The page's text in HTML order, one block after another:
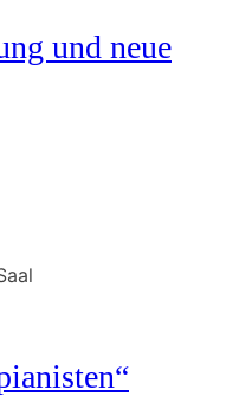
und neue